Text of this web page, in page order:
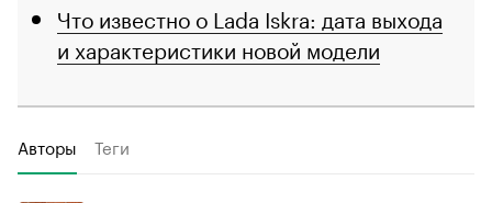
Что известно о Lada Iskra: дата выхода
и характеристики новой модели
Авторы Теги